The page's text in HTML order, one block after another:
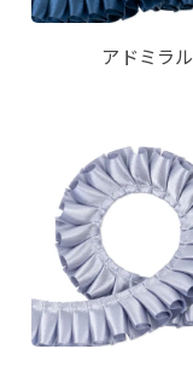
アドミラル